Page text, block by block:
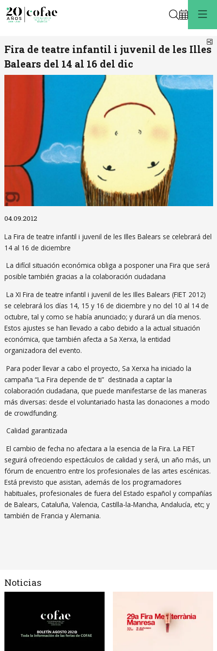
Buscar
Fira de teatre infantil i juvenil de les Illes
Balears del 14 al 16 del dic
04.09.2012
La Fira de teatre infantil i juvenil de les Illes Balears se celebrará del
14 al 16 de diciembre
La difícil situación económica obliga a posponer una Fira que será
posible también gracias a la colaboración ciudadana
La XI Fira de teatre infantil i juvenil de les Illes Balears (FIET 2012)
se celebrará los días 14, 15 y 16 de diciembre y no del 10 al 14 de
octubre, tal y como se había anunciado; y durará un día menos.
Estos ajustes se han llevado a cabo debido a la actual situación
económica, que también afecta a Sa Xerxa, la entidad
organizadora del evento.
Para poder llevar a cabo el proyecto, Sa Xerxa ha iniciado la
campaña “La Fira depende de ti” destinada a captar la
colaboración ciudadana, que puede manifestarse de las maneras
más diversas: desde el voluntariado hasta las donaciones a modo
de crowdfunding.
Calidad garantizada
El cambio de fecha no afectara a la esencia de la Fira. La FIET
seguirá ofreciendo espectáculos de calidad y será, un año más, un
fórum de encuentro entre los profesionales de las artes escénicas.
Está previsto que asistan, además de los programadores
habituales, profesionales de fuera del Estado español y compañías
de Balears, Cataluña, Valencia, Castilla-la-Mancha, Andalucía, etc; y
también de Francia y Alemania.
Noticias